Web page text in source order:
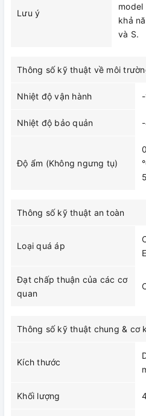
Lưu ý
model
khả
và S.
Thông số kỹ thuật về môi
Nhiệt độ vận hành
Nhiệt độ bảo quản
Độ ẩm (Không ngưng tụ)
Thông số kỹ thuật an toàn
Loại quá áp
Đạt chấp thuận của các cơ
quan
Thông số kỹ thuật chung & cơ
Kích thước
Khối lượng